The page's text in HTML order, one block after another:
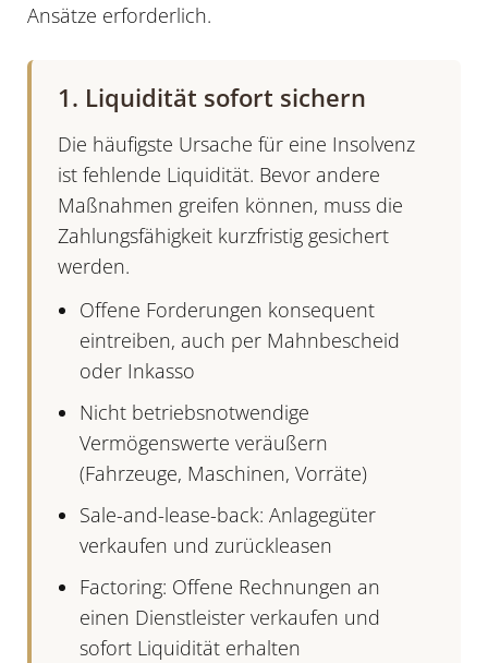
Ansätze erforderlich.
1. Liquidität sofort sichern
Die häufigste Ursache für eine Insolvenz
ist fehlende Liquidität. Bevor andere
Maßnahmen greifen können, muss die
Zahlungsfähigkeit kurzfristig gesichert
werden.
Offene Forderungen konsequent
eintreiben, auch per Mahnbescheid
oder Inkasso
Nicht betriebsnotwendige
Vermögenswerte veräußern
(Fahrzeuge, Maschinen, Vorräte)
Sale-and-lease-back: Anlagegüter
verkaufen und zurückleasen
Factoring: Offene Rechnungen an
einen Dienstleister verkaufen und
sofort Liquidität erhalten